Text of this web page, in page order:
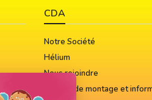
CDA
Notre Société
Hélium
Nous rejoindre
Notices de montage et